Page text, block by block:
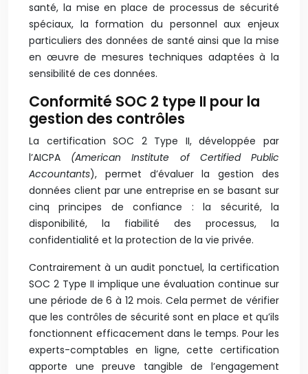
santé, la mise en place de processus de sécurité
spéciaux, la formation du personnel aux enjeux
particuliers des données de santé ainsi que la mise
en œuvre de mesures techniques adaptées à la
sensibilité de ces données.
Conformité SOC 2 type II pour la
gestion des contrôles
La certification SOC 2 Type II, développée par
l’AICPA (American Institute of Certified Public
Accountants), permet d’évaluer la gestion des
données client par une entreprise en se basant sur
cinq principes de confiance : la sécurité, la
disponibilité, la fiabilité des processus, la
confidentialité et la protection de la vie privée.
Contrairement à un audit ponctuel, la certification
SOC 2 Type II implique une évaluation continue sur
une période de 6 à 12 mois. Cela permet de vérifier
que les contrôles de sécurité sont en place et qu’ils
fonctionnent efficacement dans le temps. Pour les
experts-comptables en ligne, cette certification
apporte une preuve tangible de l’engagement